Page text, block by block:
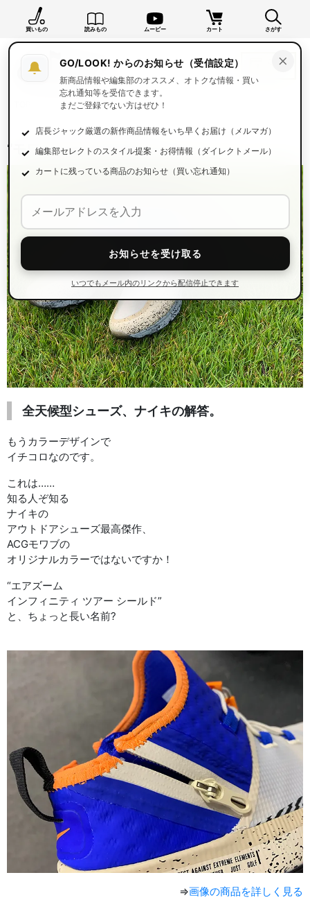
買いもの 読みもの ムービー カート さがす
読みもの一覧 読みもの
“モワブ”カラーがヤバい！
全天候型シューズ、ナイキの解答。
もうカラーデザインで
イチコロなのです。
これは……
知る人ぞ知る
ナイキの
アウトドアシューズ最高傑作、
ACGモワブの
オリジナルカラーではないですか！
“エアズーム
インフィニティ ツアー シールド”
と、ちょっと長い名前?
⇒画像の商品を詳しく見る
×
GO/LOOK! からのお知らせ（受信設定）
新商品情報や編集部のオススメ、オトクな情報・買い
忘れ通知等を受信できます。
まだご登録でない方はぜひ！
店長ジャック厳選の新作商品情報をいち早くお届け（メルマガ）
編集部セレクトのスタイル提案・お得情報（ダイレクトメール）
カートに残っている商品のお知らせ（買い忘れ通知）
お知らせを受け取る
いつでもメール内のリンクから配信停止できます